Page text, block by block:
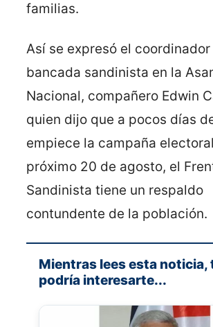
familias.
Así se expresó el coordinador
bancada sandinista en la
Nacional, compañero Edwin
quien dijo que a pocos días
empiece la campaña
próximo 20 de agosto, el
Sandinista tiene un respaldo
contundente de la población.
Mientras lees esta noticia,
podría interesarte...